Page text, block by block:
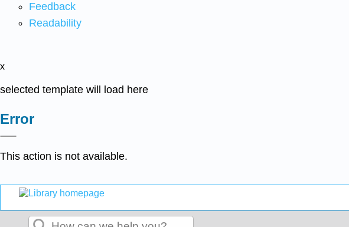
Feedback
Readability
x
selected template will load here
Error
This action is not available.